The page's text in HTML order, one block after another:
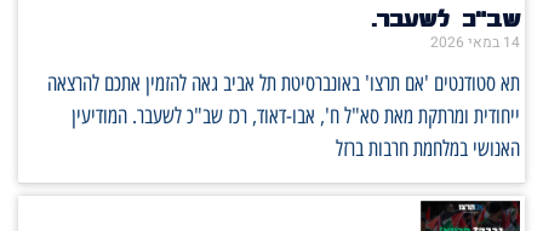
שב"כ לשעבר.
14 במאי 2026
תא סטודנטים 'אם תרצו' באונברסיטת תל אביב גאה להזמין אתכם להרצאה
ייחודית ומרתקת מאת סא"ל ח', אבו-דאוד, רכז שב"כ לשעבר. המודיעין
האנושי במלחמת חרבות ברזל